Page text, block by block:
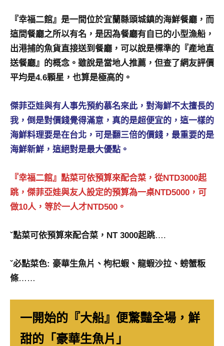
作
者、
各
發
表
會
活
動
主
持、
學
企
業
講
座、
落
及
旅
遊
『幸福二館』是一間位於宜蘭縣頭城鎮的海鮮餐廳，而
這間餐廳之所以有名，是因為餐廳有自已的小型漁船，
出港捕的魚貨直接送到餐廳，可以說是標準的『產地直
送餐廳』的概念。雖說是當地人推薦，但查了網友評價
平均是4.6顆星，也算是極高的。
傑菲亞娃與有人事先預約慕名來此，對海鮮不太擅長的
我，倒是對價錢覺得滿意，真的是超便宜的，這一樣的
海鮮料理要是在台北，可是翻三倍的價錢，最重要的是
海鮮新鮮，這絕對是最大優點。
『幸福二館』點菜可依預算來配合菜，從NTD3000起
跳，傑菲亞娃與友人設定的預算為一桌NTD5000，可
做10人，等於一人才NTD500。
ˇ點菜可依預算來配合菜，NT 3000起跳….
ˇ必點菜色: 豪華生魚片、枸杞蝦、龍蝦沙拉、螃蟹粄
條……
一開始的『大船』便驚豔全場，鮮
甜的「豪華生魚片」